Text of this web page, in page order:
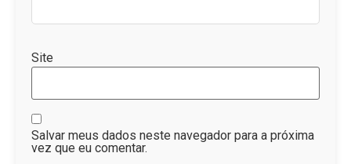
Site
Salvar meus dados neste navegador para a próxima
vez que eu comentar.